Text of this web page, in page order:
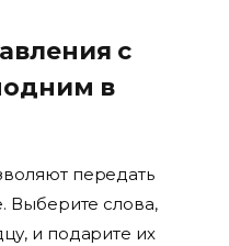
с
в
передать
Выберите слова,
и подарите их